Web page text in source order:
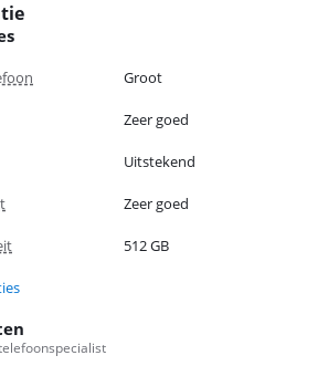
Groot
Zeer goed
Uitstekend
Zeer goed
512 GB